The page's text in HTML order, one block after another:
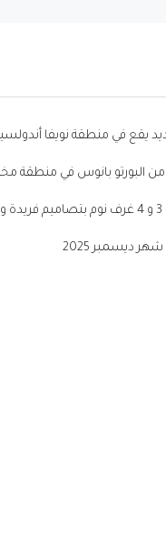
البورتو بانوس في منطقة